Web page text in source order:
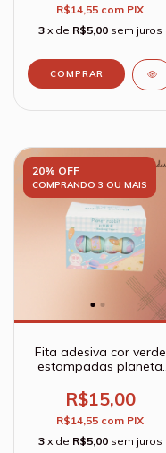
R$14,55 com PIX
3 x de R$5,00 sem juros
20% OFF
COMPRANDO 3 OU MAIS
Fita adesiva cor verde
estampadas planeta
Rabbit - Kit com 4
peças
R$15,00
R$14,55 com PIX
3 x de R$5,00 sem juros